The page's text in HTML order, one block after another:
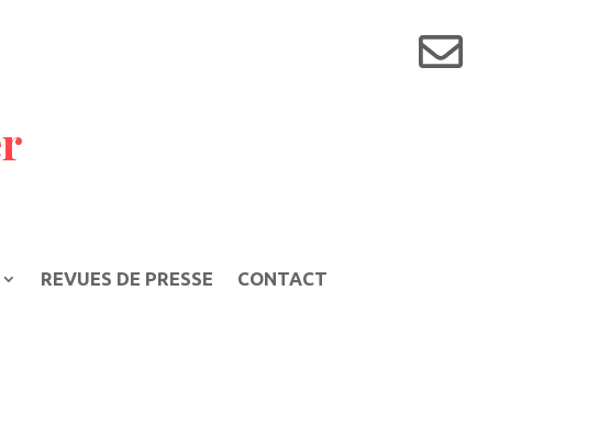

REVUES DE PRESSE CONTACT